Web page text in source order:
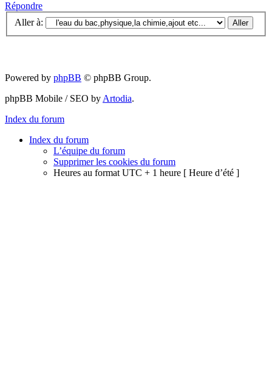
Répondre
Aller à:
Powered by phpBB © phpBB Group.
phpBB Mobile / SEO by Artodia.
Index du forum
Index du forum
L’équipe du forum
Supprimer les cookies du forum
Heures au format UTC + 1 heure [ Heure d’été ]